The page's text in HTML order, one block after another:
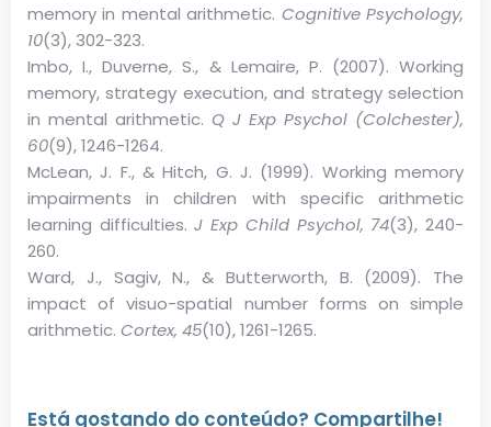
memory in mental arithmetic. Cognitive Psychology,
10(3), 302-323.
Imbo, I., Duverne, S., & Lemaire, P. (2007). Working
memory, strategy execution, and strategy selection
in mental arithmetic. Q J Exp Psychol (Colchester),
60(9), 1246-1264.
McLean, J. F., & Hitch, G. J. (1999). Working memory
impairments in children with specific arithmetic
learning difficulties.J Exp Child Psychol, 74(3), 240-
260.
Ward, J., Sagiv, N., & Butterworth, B. (2009). The
impact of visuo-spatial number forms on simple
arithmetic. Cortex, 45(10), 1261-1265.
Está gostando do conteúdo? Compartilhe!